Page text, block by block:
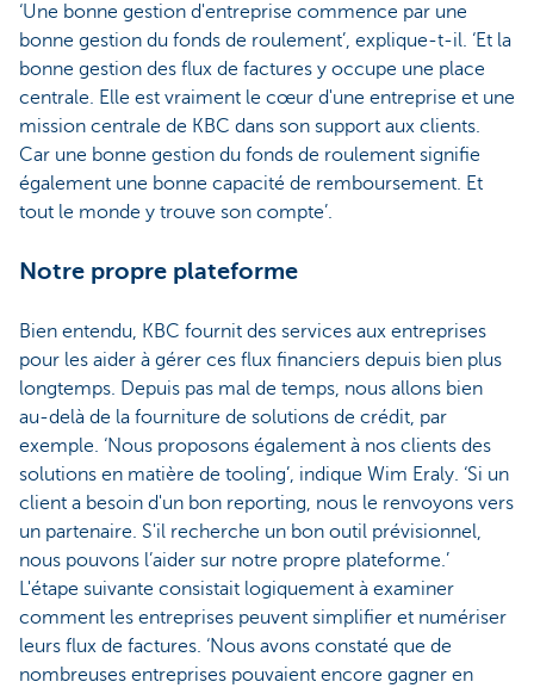
‘Une bonne gestion d'entreprise commence par une
bonne gestion du fonds de roulement’, explique-t-il. ‘Et la
bonne gestion des flux de factures y occupe une place
centrale. Elle est vraiment le cœur d'une entreprise et une
mission centrale de KBC dans son support aux clients.
Car une bonne gestion du fonds de roulement signifie
également une bonne capacité de remboursement. Et
tout le monde y trouve son compte’.
Notre propre plateforme
Bien entendu, KBC fournit des services aux entreprises
pour les aider à gérer ces flux financiers depuis bien plus
longtemps. Depuis pas mal de temps, nous allons bien
au-delà de la fourniture de solutions de crédit, par
exemple. ‘Nous proposons également à nos clients des
solutions en matière de tooling’, indique Wim Eraly. ‘Si un
client a besoin d'un bon reporting, nous le renvoyons vers
un partenaire. S'il recherche un bon outil prévisionnel,
nous pouvons l’aider sur notre propre plateforme.’
L'étape suivante consistait logiquement à examiner
comment les entreprises peuvent simplifier et numériser
leurs flux de factures. ‘Nous avons constaté que de
nombreuses entreprises pouvaient encore gagner en